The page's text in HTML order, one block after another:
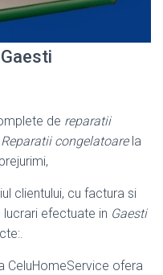
de reparatii
Reparatii congelatoarela
,
clientului, cu factura si
efectuate in Gaesti
CeluHomeService ofera